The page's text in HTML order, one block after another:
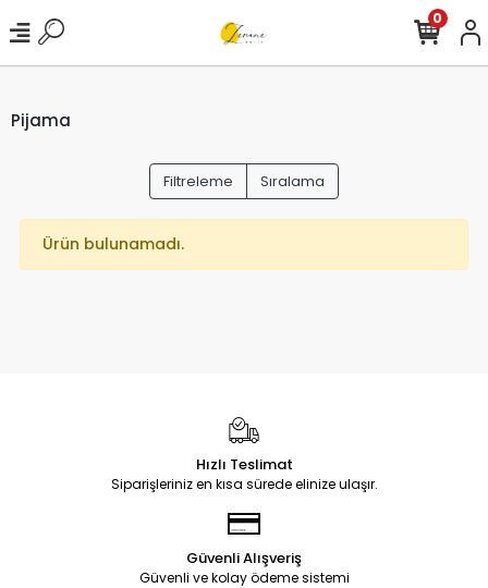
0
Pijama
Filtreleme Sıralama
Ürün bulunamadı.
Hızlı Teslimat
Siparişleriniz en kısa sürede elinize ulaşır.
Güvenli Alışveriş
Güvenli ve kolay ödeme sistemi